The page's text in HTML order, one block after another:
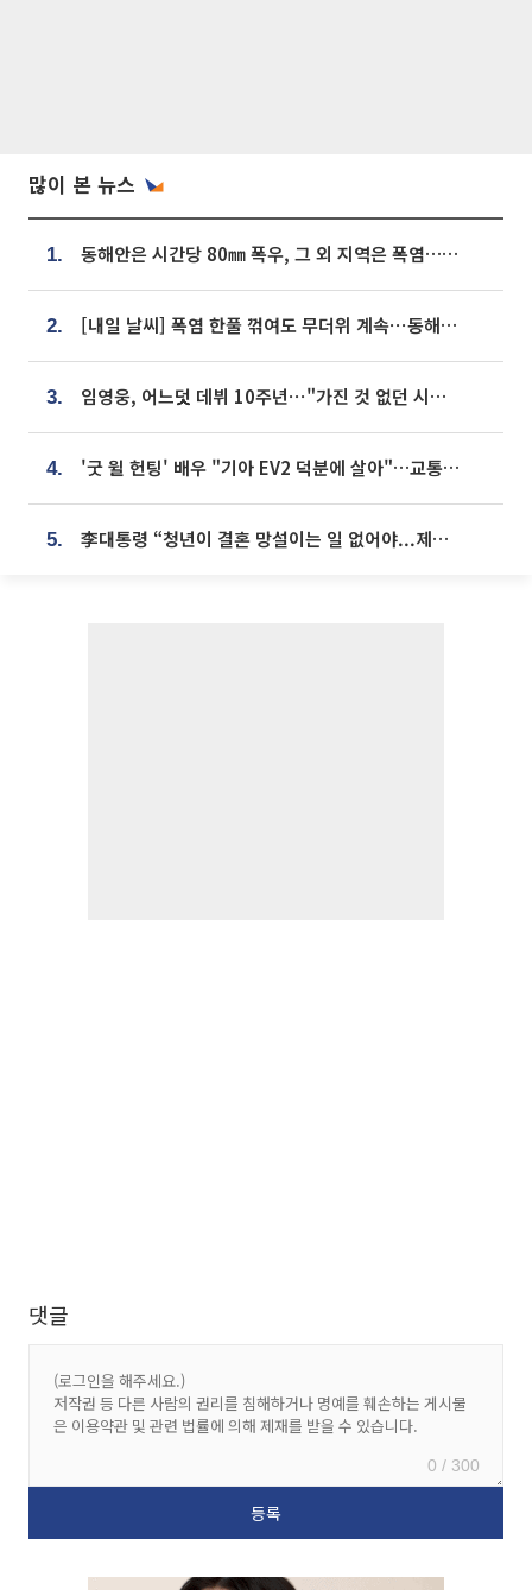
많이 본 뉴스
1. 동해안은 시간당 80㎜ 폭우, 그 외 지역은 폭염…‘극과 극 날씨’
2. [내일 날씨] 폭염 한풀 꺾여도 무더위 계속⋯동해안 이틀 연속 비
3. 임영웅, 어느덧 데뷔 10주년⋯"가진 것 없던 시절, 내 앞엔 20명의 팬뿐"
4. '굿 윌 헌팅' 배우 "기아 EV2 덕분에 살아"…교통사고 후 안전성 극찬
5. 李대통령 “청년이 결혼 망설이는 일 없어야...제도상 불이익 조사”
댓글
0 / 300